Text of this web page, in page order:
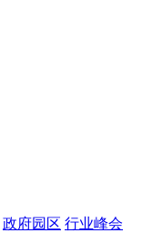
政府园区 行业峰会